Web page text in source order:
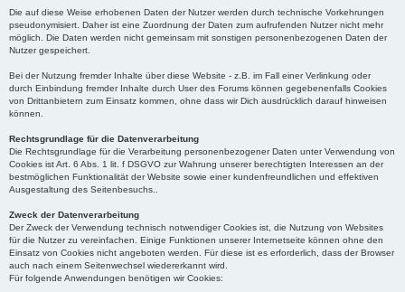
Die auf diese Weise erhobenen Daten der Nutzer werden durch technische Vorkehrungen
pseudonymisiert. Daher ist eine Zuordnung der Daten zum aufrufenden Nutzer nicht mehr
möglich. Die Daten werden nicht gemeinsam mit sonstigen personenbezogenen Daten der
Nutzer gespeichert.
Bei der Nutzung fremder Inhalte über diese Website - z.B. im Fall einer Verlinkung oder
durch Einbindung fremder Inhalte durch User des Forums können gegebenenfalls Cookies
von Drittanbietern zum Einsatz kommen, ohne dass wir Dich ausdrücklich darauf hinweisen
können.
Rechtsgrundlage für die Datenverarbeitung
Die Rechtsgrundlage für die Verarbeitung personenbezogener Daten unter Verwendung von
Cookies ist Art. 6 Abs. 1 lit. f DSGVO zur Wahrung unserer berechtigten Interessen an der
bestmöglichen Funktionalität der Website sowie einer kundenfreundlichen und effektiven
Ausgestaltung des Seitenbesuchs..
Zweck der Datenverarbeitung
Der Zweck der Verwendung technisch notwendiger Cookies ist, die Nutzung von Websites
für die Nutzer zu vereinfachen. Einige Funktionen unserer Internetseite können ohne den
Einsatz von Cookies nicht angeboten werden. Für diese ist es erforderlich, dass der Browser
auch nach einem Seitenwechsel wiedererkannt wird.
Für folgende Anwendungen benötigen wir Cookies: